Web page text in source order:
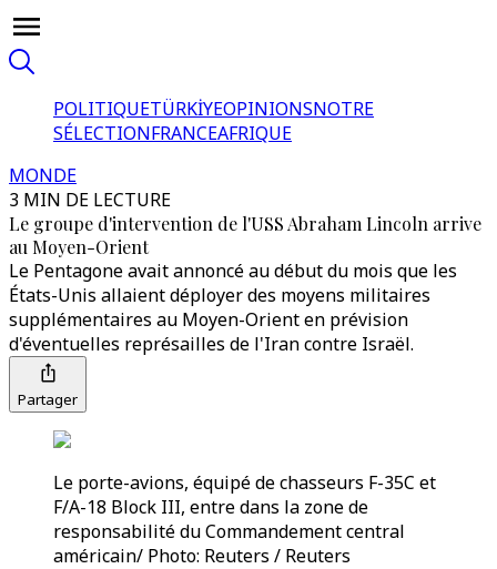
POLITIQUETÜRKİYEOPINIONSNOTRE
SÉLECTIONFRANCEAFRIQUE
MONDE
3 MIN DE LECTURE
Le groupe d'intervention de l'USS Abraham Lincoln arrive
au Moyen-Orient
Le Pentagone avait annoncé au début du mois que les
États-Unis allaient déployer des moyens militaires
supplémentaires au Moyen-Orient en prévision
d'éventuelles représailles de l'Iran contre Israël.
Partager
Le porte-avions, équipé de chasseurs F-35C et
F/A-18 Block III, entre dans la zone de
responsabilité du Commandement central
américain/ Photo: Reuters / Reuters